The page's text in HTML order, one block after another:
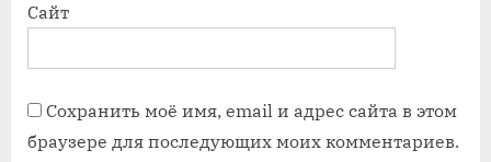
Сайт
Сохранить моё имя, email и адрес сайта в этом
браузере для последующих моих комментариев.